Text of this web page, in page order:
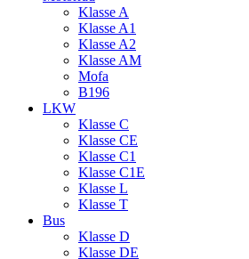
Klasse A
Klasse A1
Klasse A2
Klasse AM
Mofa
B196
LKW
Klasse C
Klasse CE
Klasse C1
Klasse C1E
Klasse L
Klasse T
Bus
Klasse D
Klasse DE